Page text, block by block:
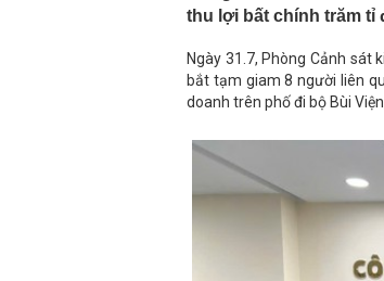
thu lợi bất chính trăm tỉ
Ngày 31.7, Phòng Cảnh sát
bắt tạm giam 8 người liên
doanh trên phố đi bộ Bùi